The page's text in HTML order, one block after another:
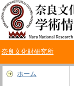
奈良文化財研究所
ホーム